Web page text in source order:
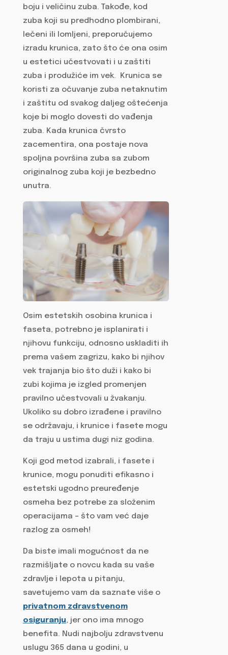
boju i veličinu zuba. Takođe, kod
zuba koji su predhodno plombirani,
lečeni ili lomljeni, preporučujemo
izradu krunica, zato što će ona osim
u estetici učestvovati i u zaštiti
zuba i produžiće im vek. Krunica se
koristi za očuvanje zuba netaknutim
i zaštitu od svakog daljeg oštećenja
koje bi moglo dovesti do vađenja
zuba. Kada krunica čvrsto
zacementira, ona postaje nova
spoljna površina zuba sa zubom
originalnog zuba koji je bezbedno
unutra.
Osim estetskih osobina krunica i
faseta, potrebno je isplanirati i
njihovu funkciju, odnosno uskladiti ih
prema vašem zagrizu, kako bi njihov
vek trajanja bio što duži i kako bi
zubi kojima je izgled promenjen
pravilno učestvovali u žvakanju.
Ukoliko su dobro izrađene i pravilno
se održavaju, i krunice i fasete mogu
da traju u ustima dugi niz godina.
Koji god metod izabrali, i fasete i
krunice, mogu ponuditi efikasno i
estetski ugodno preuređenje
osmeha bez potrebe za složenim
operacijama – što vam već daje
razlog za osmeh!
Da biste imali mogućnost da ne
razmišljate o novcu kada su vaše
zdravlje i lepota u pitanju,
savetujemo vam da saznate više o
privatnom zdravstvenom
osiguranju, jer ono ima mnogo
benefita. Nudi najbolju zdravstvenu
uslugu 365 dana u godini, u